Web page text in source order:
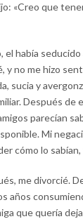
«Creo que
el había
y no me hizo
sucia y
Después de
parecían
Mi
cómo lo
me divorcié.
años
que quería